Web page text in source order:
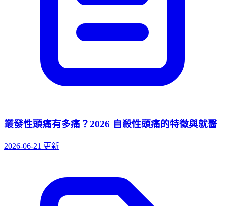
叢發性頭痛有多痛？2026 自殺性頭痛的特徵與就醫
2026-06-21 更新